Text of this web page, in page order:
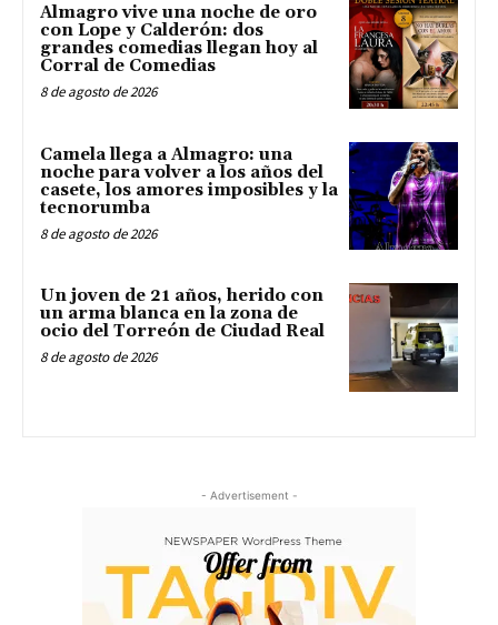
Almagro vive una noche de oro
con Lope y Calderón: dos
grandes comedias llegan hoy al
Corral de Comedias
8 de agosto de 2026
Camela llega a Almagro: una
noche para volver a los años del
casete, los amores imposibles y la
tecnorumba
8 de agosto de 2026
Un joven de 21 años, herido con
un arma blanca en la zona de
ocio del Torreón de Ciudad Real
8 de agosto de 2026
- Advertisement -